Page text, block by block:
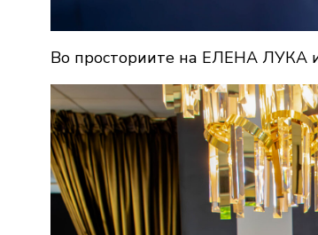
Во просториите на ЕЛЕНА ЛУКА